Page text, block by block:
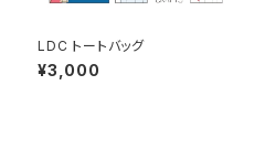
LDC トートバッグ
¥3,000